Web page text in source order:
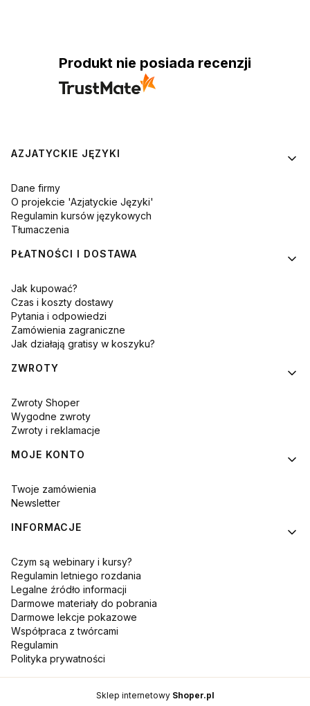
Produkt nie posiada recenzji
Linki w stopce
AZJATYCKIE JĘZYKI
Dane firmy
O projekcie 'Azjatyckie Języki'
Regulamin kursów językowych
Tłumaczenia
PŁATNOŚCI I DOSTAWA
Jak kupować?
Czas i koszty dostawy
Pytania i odpowiedzi
Zamówienia zagraniczne
Jak działają gratisy w koszyku?
ZWROTY
Zwroty Shoper
Wygodne zwroty
Zwroty i reklamacje
MOJE KONTO
Twoje zamówienia
Newsletter
INFORMACJE
Czym są webinary i kursy?
Regulamin letniego rozdania
Legalne źródło informacji
Darmowe materiały do pobrania
Darmowe lekcje pokazowe
Współpraca z twórcami
Regulamin
Polityka prywatności
Sklep internetowy Shoper.pl